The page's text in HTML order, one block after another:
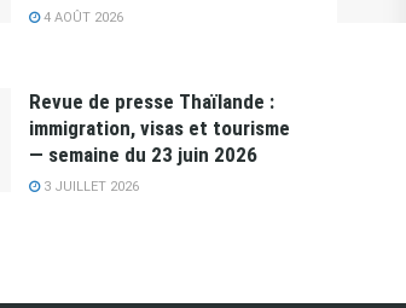
4 AOÛT 2026
Revue de presse Thaïlande :
immigration, visas et tourisme
— semaine du 23 juin 2026
3 JUILLET 2026